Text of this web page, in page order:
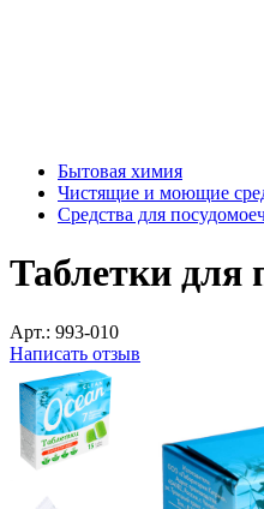
Бытовая химия
Чистящие и моющие
Средства для
Таблетки для
Арт.: 993-010
Написать отзыв